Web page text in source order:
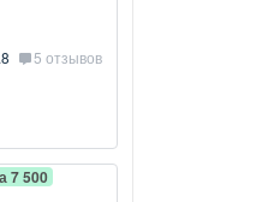
5 отзывов
7 500